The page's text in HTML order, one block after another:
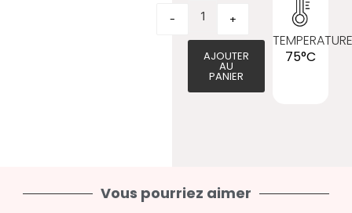
- +
AJOUTER
AU
PANIER
75°C
Vous pourriez aimer